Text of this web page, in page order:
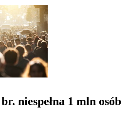
niespełna 1 mln osób